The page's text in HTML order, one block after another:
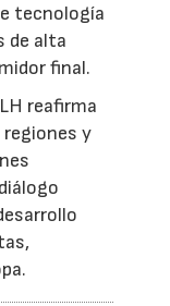
tecnología
de alta
final.
reafirma
regiones y